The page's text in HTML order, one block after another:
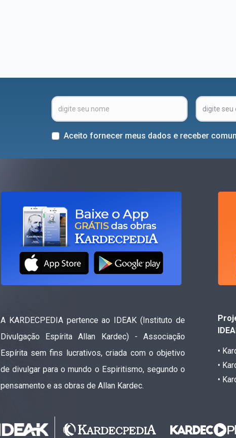
Aceito fornecer meus dados e receber
A KARDECPEDIA pertence ao IDEAK (Instituto de
Divulgação Espírita Allan Kardec) - Associação
Espírita sem fins lucrativos, criada com o objetivo
de divulgar para o mundo o Espiritismo, segundo o
pensamento e as obras de Allan Kardec.
•
•
•